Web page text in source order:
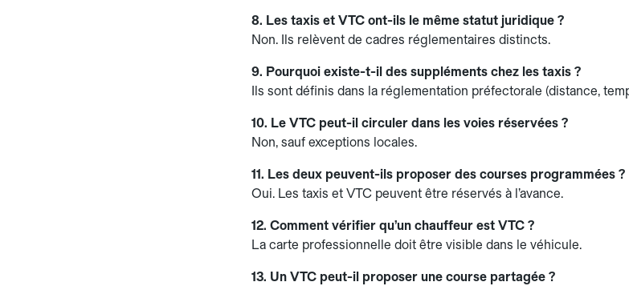
8. Les taxis et VTC ont-ils le même statut juridique ?
Non. Ils relèvent de cadres réglementaires distincts.
9. Pourquoi existe-t-il des suppléments chez les taxis ?
Ils sont définis dans la réglementation préfectorale (distance,
10. Le VTC peut-il circuler dans les voies réservées ?
Non, sauf exceptions locales.
11. Les deux peuvent-ils proposer des courses programmées ?
Oui. Les taxis et VTC peuvent être réservés à l’avance.
12. Comment vérifier qu’un chauffeur est VTC ?
La carte professionnelle doit être visible dans le véhicule.
13. Un VTC peut-il proposer une course partagée ?